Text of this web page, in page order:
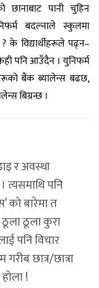
पानी चुहिन
बदल्नाले स्कुलमा
विद्यार्थीहरूले पढ्न–
पनि आउँदैन । युनिफर्म
बैंक ब्यालेन्स बढछ,
बिग्रन्छ ।
र अवस्था
त्यसमाथि पनि
को बारेमा त
ठूला कुरा
पनि विचार
छात्र/छात्रा
!